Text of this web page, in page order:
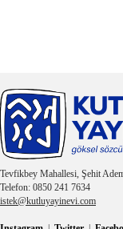
Tevfikbey Mahallesi, Şehit
Telefon: 0850 241 7634
istek@kutluyayinevi.com